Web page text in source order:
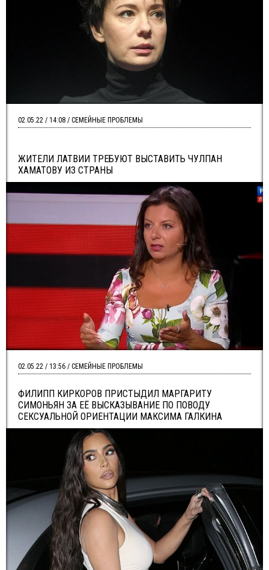
ЖИТЕЛИ ЛАТВИИ ТРЕБУЮТ ВЫСТАВИТЬ ЧУЛПАН
ХАМАТОВУ ИЗ СТРАНЫ
02.05.22 / 14:08 / СЕМЕЙНЫЕ ПРОБЛЕМЫ
ФИЛИПП КИРКОРОВ ПРИСТЫДИЛ МАРГАРИТУ
СИМОНЬЯН ЗА ЕЁ ВЫСКАЗЫВАНИЕ ПО ПОВОДУ
СЕКСУАЛЬНОЙ ОРИЕНТАЦИИ МАКСИМА ГАЛКИНА
02.05.22 / 13:56 / СЕМЕЙНЫЕ ПРОБЛЕМЫ